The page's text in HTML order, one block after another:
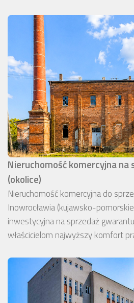
Nieruchomość komercyjna na
(okolice)
Nieruchomość komercyjna do
Inowrocławia (kujawsko-
inwestycyjna na sprzedaż
właścicielom najwyższy komfort